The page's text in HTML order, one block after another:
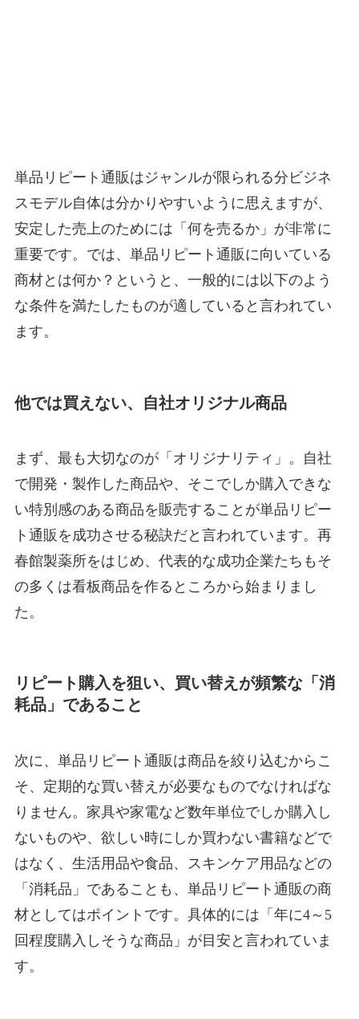
単品リピート通販はジャンルが限られる分ビジネ
スモデル自体は分かりやすいように思えますが、
安定した売上のためには「何を売るか」が非常に
重要です。では、単品リピート通販に向いている
商材とは何か？というと、一般的には以下のよう
な条件を満たしたものが適していると言われてい
ます。
他では買えない、自社オリジナル商品
まず、最も大切なのが「オリジナリティ」。自社
で開発・製作した商品や、そこでしか購入できな
い特別感のある商品を販売することが単品リピー
ト通販を成功させる秘訣だと言われています。再
春館製薬所をはじめ、代表的な成功企業たちもそ
の多くは看板商品を作るところから始まりまし
た。
リピート購入を狙い、買い替えが頻繁な「消
耗品」であること
次に、単品リピート通販は商品を絞り込むからこ
そ、定期的な買い替えが必要なものでなければな
りません。家具や家電など数年単位でしか購入し
ないものや、欲しい時にしか買わない書籍などで
はなく、生活用品や食品、スキンケア用品などの
「消耗品」であることも、単品リピート通販の商
材としてはポイントです。具体的には「年に4～5
回程度購入しそうな商品」が目安と言われていま
す。